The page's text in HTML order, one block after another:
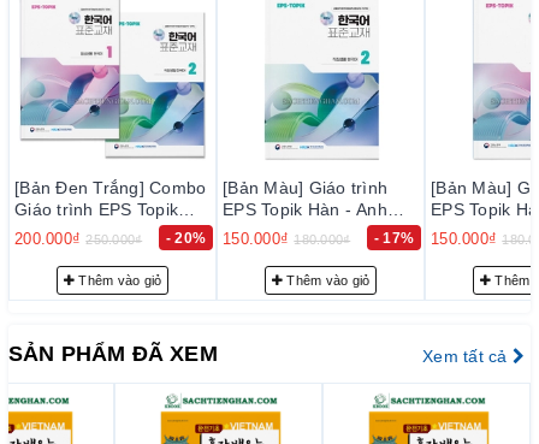
khác nhau liên quan đến các câu chuyện đời sống hàng ngày
cơ bản nhất. Cuốn sách cũng bao gồm các cấu trúc chính,
'TIP' với các cấu trúc khó hiểu hoặc từ vựng cốt lõi, các chủ
điểm ngữ pháp mô tả chi tiết ngữ pháp cơ bản và cách sử
dụng tiếng Việt, các bài tập thực hành để xem lại những gì bạn
đã học trong bài học.
II. CAM KẾT
1. Cam kết về chất lượng sả n phẩm:
mang đến cho quý khách hàng những đầu sách tiếng Hàn chất
lượng sách đẹp, nội dung rõ ràng và đầy đủ chi tiết.
thực hiện kiểm tra kỹ lưỡng để loại trừ sự cố có thể xảy ra
trong thời gian sớm nhất, nhằm đạt tiêu chuẩn chất lượng tốt
[Bản Đen Trắng] Combo
Giáo trình EPS Topik
Hàn - Anh Bản Mới 2024
NEW 한국어 표준교재
1+2 (일상생활 한국어)
200.000₫ 250.000₫ - 20%
Thêm vào giỏ
[Bản Màu] Giáo trình
EPS Topik Hàn - Anh
Bản Mới 2024 Tập 2 -
EPS-Topik NEW 한국어
표준교재 2 (일상생활 한
국어)
150.000₫ 180.000₫ - 17%
Thêm vào giỏ
[Bản Màu]
EPS Topik
Bản Mới
표준교재 1 (
국어)
150.000₫
Thêm
SẢN PHẨM ĐÃ XEM Xem tất cả